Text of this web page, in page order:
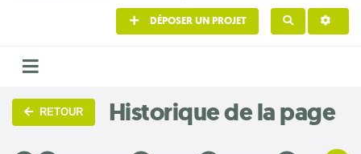
DÉPOSER UN PROJET
RETOUR Historique de la page